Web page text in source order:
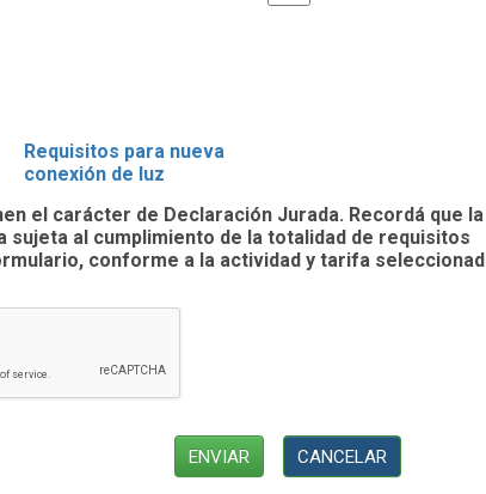
Requisitos para nueva
conexión de luz
el carácter de Declaración Jurada. Recordá que la
sujeta al cumplimiento de la totalidad de requisitos
conforme a la actividad y tarifa
CANCELAR